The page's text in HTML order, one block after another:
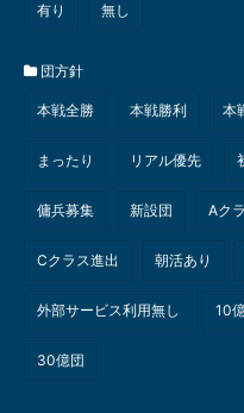
有り 無し
団方針
本戦全勝 本戦勝利 本
まったり リアル優先
傭兵募集 新設団 Aク
Cクラス進出 朝活あり
外部サービス利用無し 10
30億団